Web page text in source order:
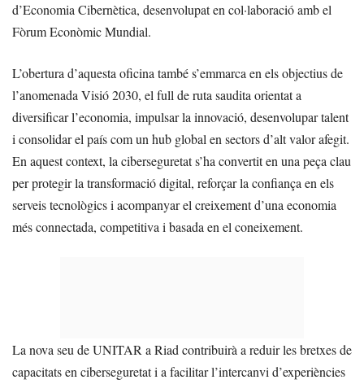
d’Economia Cibernètica, desenvolupat en col·laboració amb el
Fòrum Econòmic Mundial.
L’obertura d’aquesta oficina també s’emmarca en els objectius de
l’anomenada Visió 2030, el full de ruta saudita orientat a
diversificar l’economia, impulsar la innovació, desenvolupar talent
i consolidar el país com un hub global en sectors d’alt valor afegit.
En aquest context, la ciberseguretat s’ha convertit en una peça clau
per protegir la transformació digital, reforçar la confiança en els
serveis tecnològics i acompanyar el creixement d’una economia
més connectada, competitiva i basada en el coneixement.
La nova seu de UNITAR a Riad contribuirà a reduir les bretxes de
capacitats en ciberseguretat i a facilitar l’intercanvi d’experiències